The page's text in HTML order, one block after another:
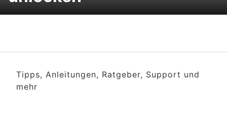
Tipps, Anleitungen, Ratgeber, Support und
mehr